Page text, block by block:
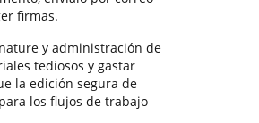
firmas.
y administración de
tediosos y gastar
la edición segura de
los flujos de trabajo